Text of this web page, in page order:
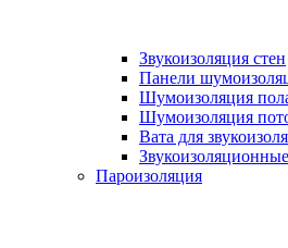
Звукоизоляция стен
Панели
Шумоизоляция
Шумоизоляция
Вата для
Пароизоляция